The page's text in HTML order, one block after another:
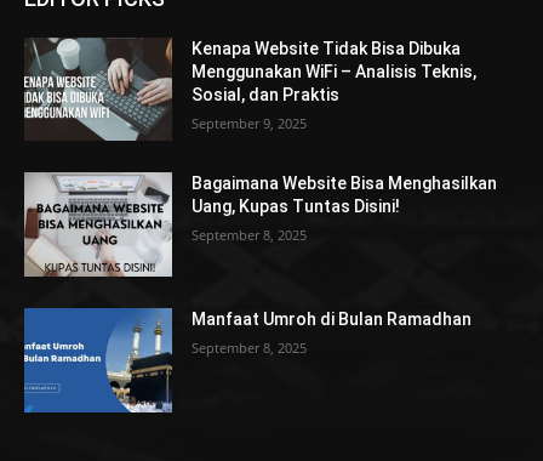
Kenapa Website Tidak Bisa Dibuka
Menggunakan WiFi – Analisis Teknis,
Sosial, dan Praktis
September 9, 2025
Bagaimana Website Bisa Menghasilkan
Uang, Kupas Tuntas Disini!
September 8, 2025
Manfaat Umroh di Bulan Ramadhan
September 8, 2025